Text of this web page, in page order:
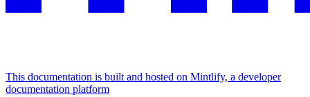
This documentation is built and hosted on Mintlify, a developer
documentation platform